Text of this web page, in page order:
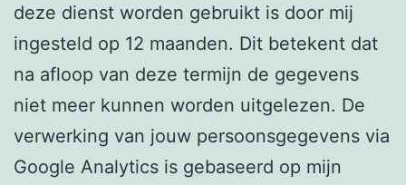
deze dienst worden gebruikt is door mij
ingesteld op 12 maanden. Dit betekent dat
na afloop van deze termijn de gegevens
niet meer kunnen worden uitgelezen. De
verwerking van jouw persoonsgegevens via
Google Analytics is gebaseerd op mijn